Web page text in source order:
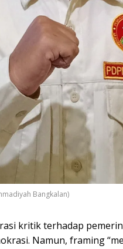
Bangkalan)
kritik terhadap
Namun, framing